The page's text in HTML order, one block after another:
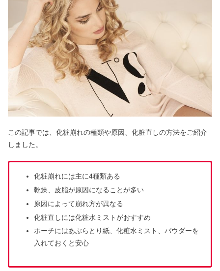
この記事では、化粧崩れの種類や原因、化粧直しの方法をご紹介
しました。
化粧崩れには主に4種類ある
乾燥、皮脂が原因になることが多い
原因によって崩れ方が異なる
化粧直しには化粧水ミストがおすすめ
ポーチにはあぶらとり紙、化粧水ミスト、パウダーを
入れておくと安心